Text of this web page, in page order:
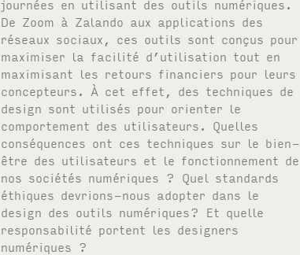
journées en utilisant des outils numériques.
De Zoom à Zalando aux applications des
réseaux sociaux, ces outils sont conçus pour
maximiser la facilité d’utilisation tout en
maximisant les retours financiers pour leurs
concepteurs. À cet effet, des techniques de
design sont utilisés pour orienter le
comportement des utilisateurs. Quelles
conséquences ont ces techniques sur le bien-
être des utilisateurs et le fonctionnement de
nos sociétés numériques ? Quel standards
éthiques devrions-nous adopter dans le
design des outils numériques? Et quelle
responsabilité portent les designers
numériques ?